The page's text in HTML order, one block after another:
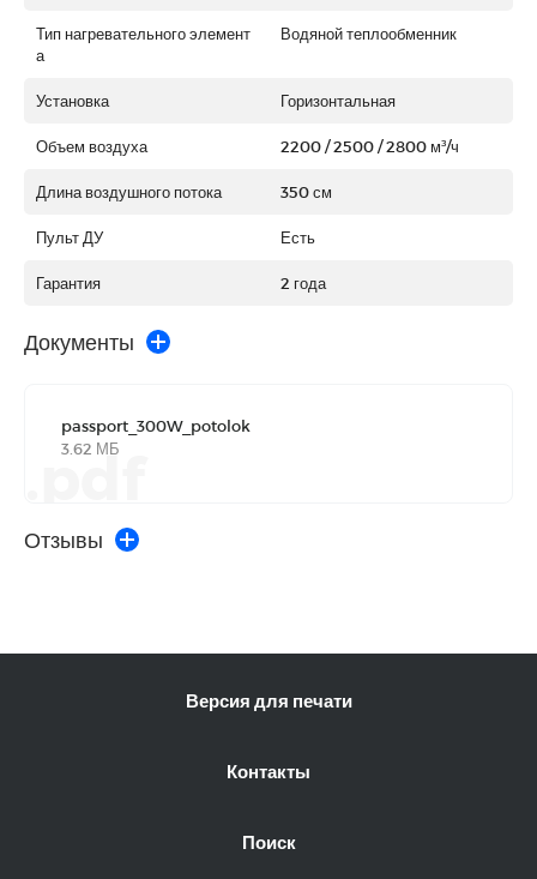
Тип нагревательного элемент
а
Водяной теплообменник
Установка Горизонтальная
Объем воздуха 2200 / 2500 / 2800 м³/ч
Длина воздушного потока 350 см
Пульт ДУ Есть
Гарантия 2 года
Документы
passport_300W_potolok
3.62 МБ
.pdf
Отзывы
Версия для печати
Контакты
Поиск